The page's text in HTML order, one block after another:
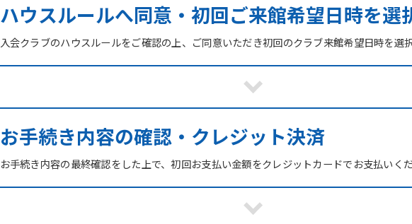
ハウスルールへ同意・初回ご来館希望日時を選
入会クラブのハウスルールをご確認の上、ご同意いただき初回のクラブ来館希望日時を選
お手続き内容の確認・クレジット決済
お手続き内容の最終確認をした上で、初回お支払い金額をクレジットカードでお支払いくだ
For foreigners